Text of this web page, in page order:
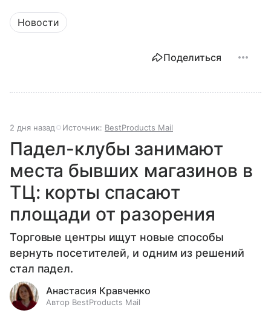
Новости
Поделиться
2 дня назад Источник: BestProducts Mail
Падел-клубы занимают
места бывших магазинов в
ТЦ: корты спасают
площади от разорения
Торговые центры ищут новые способы
вернуть посетителей, и одним из решений
стал падел.
Анастасия Кравченко
Автор BestProducts Mail